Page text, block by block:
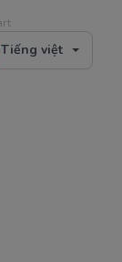
Tiếng việt